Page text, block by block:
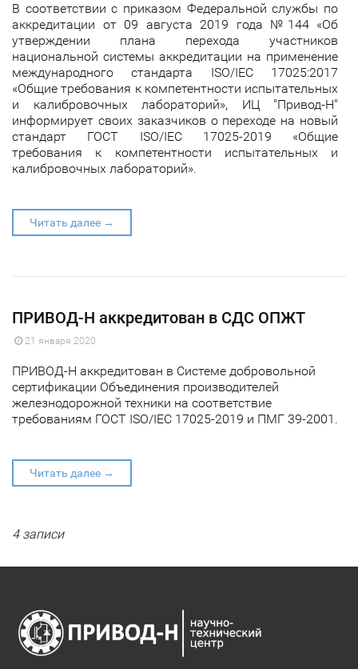
В соответствии с приказом Федеральной службы по
аккредитации от 09 августа 2019 года №144 «Об
утверждении плана перехода участников
национальной системы аккредитации на применение
международного стандарта ISO/IEC 17025:2017
«Общие требования к компетентности испытательных
и калибровочных лабораторий», ИЦ "Привод-Н"
информирует своих заказчиков о переходе на новый
стандарт ГОСТ ISO/IEC 17025-2019 «Общие
требования к компетентности испытательных и
калибровочных лабораторий».
Читать далее →
ПРИВОД-Н аккредитован в СДС ОПЖТ
21 января 2020
ПРИВОД-Н аккредитован в Системе добровольной
сертификации Объединения производителей
железнодорожной техники на соответствие
требованиям ГОСТ ISO/IEC 17025-2019 и ПМГ 39-2001.
Читать далее →
4 записи